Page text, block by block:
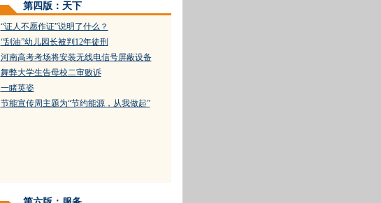
第四版：天下
“证人不愿作证”说明了什么？
“刮油”幼儿园长被判12年徒刑
河南高考考场将安装无线电信号屏蔽设备
舞弊大学生告母校二审败诉
一睹英姿
节能宣传周主题为“节约能源，从我做起”